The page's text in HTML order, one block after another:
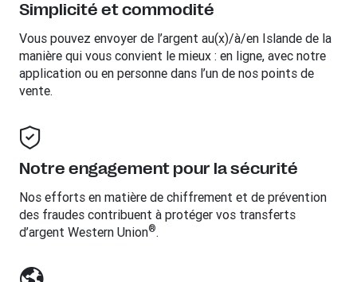
Simplicité et commodité
Vous pouvez envoyer de l’argent au(x)/à/en Islande de la
manière qui vous convient le mieux : en ligne, avec notre
application ou en personne dans l’un de nos points de
vente.
Notre engagement pour la sécurité
Nos efforts en matière de chiffrement et de prévention
des fraudes contribuent à protéger vos transferts
d’argent Western Union®.